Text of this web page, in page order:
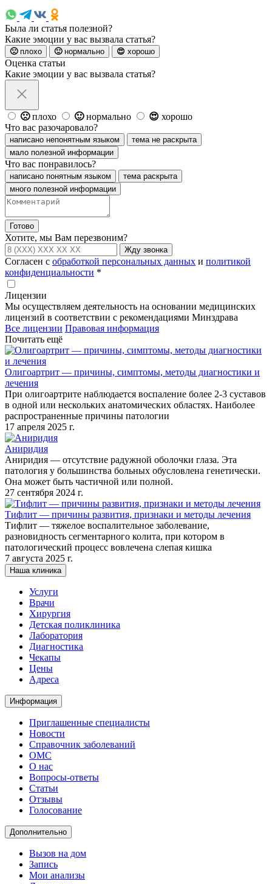
Была ли статья полезной?
Какие эмоции у вас вызвала статья?
🙁 плохо 🙂 нормально 😍 хорошо
Оценка статьи
Какие эмоции у вас вызвала статья?
🙁 плохо 🙂 нормально 😍 хорошо
Что вас разочаровало?
написано непонятным языком
тема не раскрыта
мало полезной информации
Что вас понравилось?
написано понятным языком
тема раскрыта
много полезной информации
Готово
Хотите, мы Вам перезвоним?
Жду звонка
Согласен с обработкой персональных данных и политикой
конфиденциальности *
Лицензии
Мы осуществляем деятельность на основании медицинских
лицензий в соответствии с рекомендациями Минздрава
Все лицензии Правовая информация
Почитать ещё
Олигоартрит — причины, симптомы, методы диагностики и
лечения
При олигоартрите наблюдается воспаление более 2-3 суставов
в одной или нескольких анатомических областях. Наиболее
распространенные причины патологии
17 апреля 2025 г.
Аниридия
Аниридия — отсутствие радужной оболочки глаза. Эта
патология у большинства больных обусловлена генетически.
Она может быть частичной или полной.
27 сентября 2024 г.
Тифлит — причины развития, признаки и методы лечения
Тифлит — тяжелое воспалительное заболевание,
разновидность сегментарного колита, при котором в
патологический процесс вовлечена слепая кишка
7 августа 2025 г.
Наша клиника
Услуги
Врачи
Хирургия
Детская поликлиника
Лаборатория
Диагностика
Чекапы
Цены
Адреса
Информация
Приглашенные специалисты
Новости
Справочник заболеваний
ОМС
О нас
Вопросы-ответы
Статьи
Отзывы
Голосование
Дополнительно
Вызов на дом
Запись
Мои анализы